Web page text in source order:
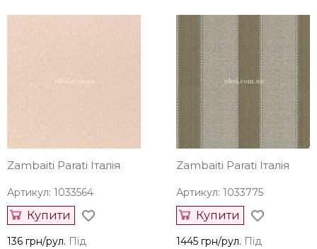
Zambaiti Parati Італія
Артикул: 1033564
Купити
136 грн/рул. Під
Zambaiti Parati Італія
Артикул: 1033775
Купити
1445 грн/рул. Під